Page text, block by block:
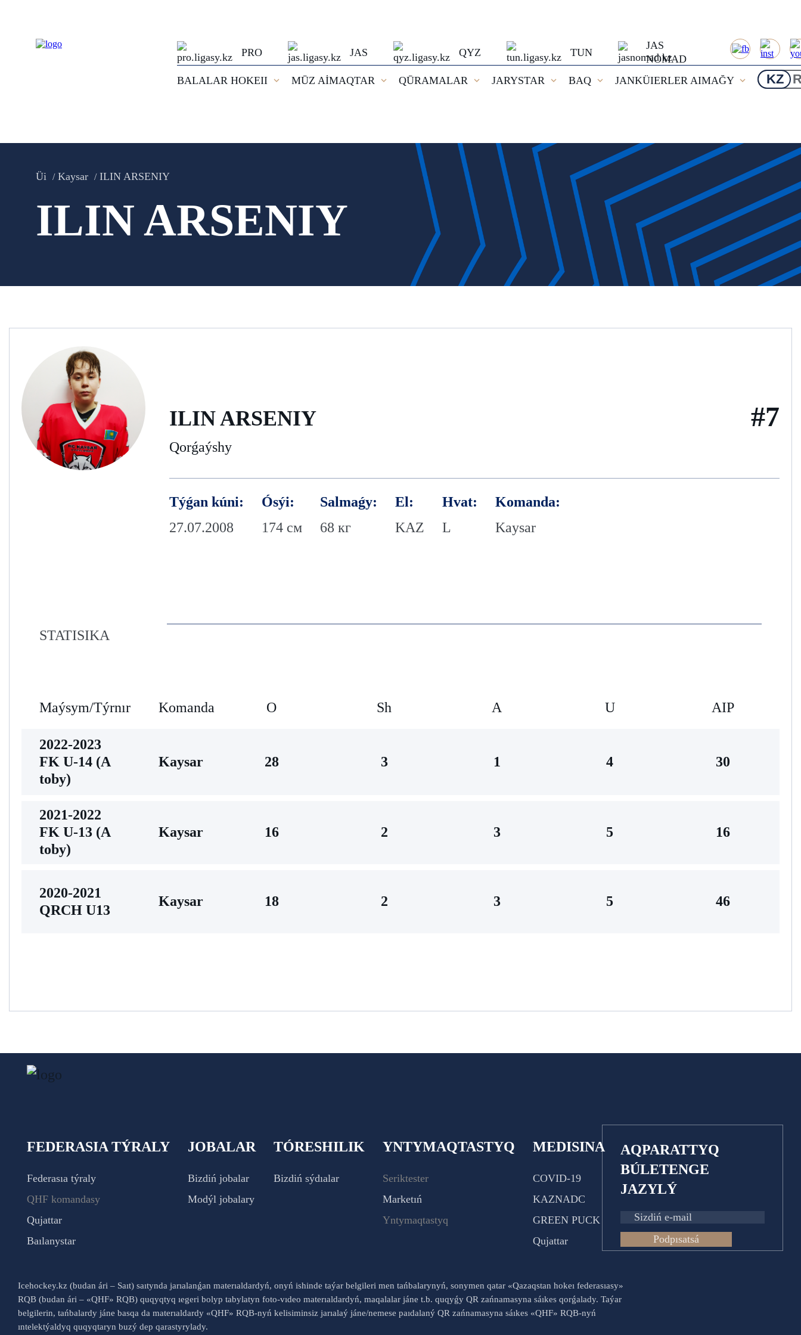
PRO JAS QYZ TUN
JAS
NOMAD
BALALAR HOKEII
MŪZ AİMAQTAR QŪRAMALAR JARYSTAR BAQ JANKÜIERLER AIMAĞY KZ
Üi Kaysar ILIN ARSENIY
ILIN ARSENIY
ILIN ARSENIY
Qorǵaýshy
#7
Týǵan kúni:
27.07.2008
Ósýi:
174 см
Salmaǵy:
68 кг
El:
KAZ
Hvat:
L
Komanda:
Kaysar
STATISIKA
Maýsym/Týrnır Komanda O Sh А U AIP
2022-2023
FK U-14 (A
toby)
Kaysar 28 3 1 4 30
2021-2022
FK U-13 (A
toby)
Kaysar 16 2 3 5 16
2020-2021
QRCH U13
Kaysar 18 2 3 5 46
FEDERASIA TÝRALY
Federasıa týraly
QHF komandasy
Qujattar
Baılanystar
JOBALAR
Bizdiń jobalar
Modýl jobalary
TÓRESHILIK
Bizdiń sýdıalar
YNTYMAQTASTYQ
Seriktester
Marketıń
Yntymaqtastyq
MEDISINA
COVID-19
KAZNADC
GREEN PUCK
Qujattar
AQPARATTYQ
BÚLETENGE
JAZYLÝ
Podpısatsá
Icehockey.kz (budan ári – Saıt) saıtynda jarıalanǵan materıaldardyń, onyń ishinde taýar belgileri men tańbalarynyń, sonymen qatar «Qazaqstan hokeı federasıasy»
RQB (budan ári – «QHF» RQB) quqyqtyq ıegeri bolyp tabylatyn foto-vıdeo materıaldardyń, maqalalar jáne t.b. quqyǵy QR zańnamasyna sáıkes qorǵalady. Taýar
belgilerin, tańbalardy jáne basqa da materıaldardy «QHF» RQB-nyń kelisiminsiz jarıalaý jáne/nemese paıdalaný QR zańnamasyna sáıkes «QHF» RQB-nyń
ıntelektýaldyq quqyqtaryn buzý dep qarastyrylady.